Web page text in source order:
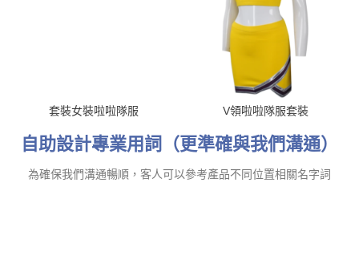
套裝女裝啦啦隊服 V領啦啦隊服套裝
自助設計專業用詞（更準確與我們溝通）
為確保我們溝通暢順，客人可以參考產品不同位置相關名字詞